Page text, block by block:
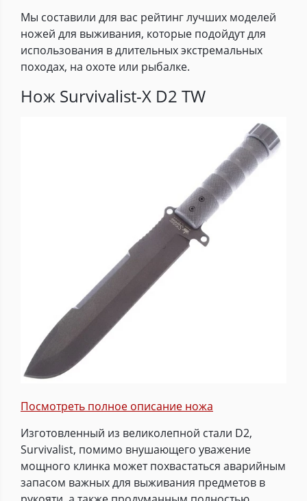
Мы составили для вас рейтинг лучших моделей
ножей для выживания, которые подойдут для
использования в длительных экстремальных
походах, на охоте или рыбалке.
Нож Survivalist-X D2 TW
Посмотреть полное описание ножа
Изготовленный из великолепной стали D2,
Survivalist, помимо внушающего уважение
мощного клинка может похвастаться аварийным
запасом важных для выживания предметов в